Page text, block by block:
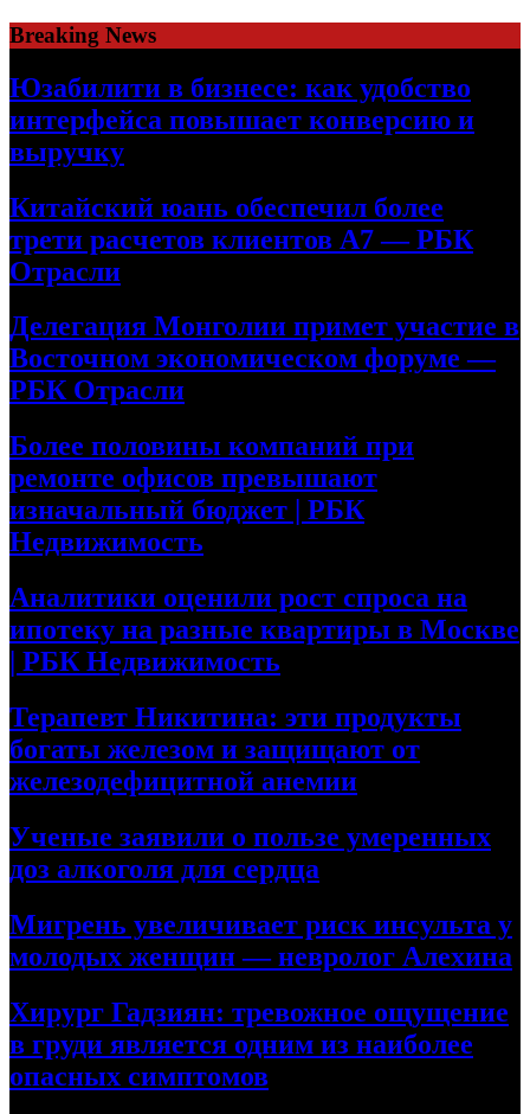
Skip
to
content
Breaking News
Юзабилити в бизнесе: как удобство
интерфейса повышает конверсию и
выручку
Китайский юань обеспечил более
трети расчетов клиентов А7 — РБК
Отрасли
Делегация Монголии примет участие в
Восточном экономическом форуме —
РБК Отрасли
Более половины компаний при
ремонте офисов превышают
изначальный бюджет | РБК
Недвижимость
Аналитики оценили рост спроса на
ипотеку на разные квартиры в Москве
| РБК Недвижимость
Терапевт Никитина: эти продукты
богаты железом и защищают от
железодефицитной анемии
Ученые заявили о пользе умеренных
доз алкоголя для сердца
Мигрень увеличивает риск инсульта у
молодых женщин — невролог Алехина
Хирург Гадзиян: тревожное ощущение
в груди является одним из наиболее
опасных симптомов